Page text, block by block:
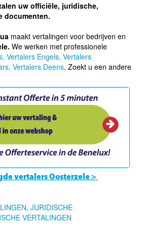
uw officiële, juridische,
documenten.
maakt vertalingen voor bedrijven en
We werken met professionele
Vertalers Engels, Vertalers
Vertalers Deens. Zoekt u een andere
vertalers Oosterzele >
JURIDISCHE
VERTALINGEN